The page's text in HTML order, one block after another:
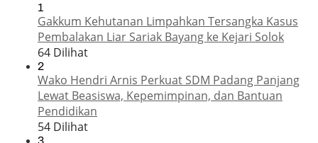
1
Gakkum Kehutanan Limpahkan Tersangka Kasus
Pembalakan Liar Sariak Bayang ke Kejari Solok
64 Dilihat
2
Wako Hendri Arnis Perkuat SDM Padang Panjang
Lewat Beasiswa, Kepemimpinan, dan Bantuan
Pendidikan
54 Dilihat
3